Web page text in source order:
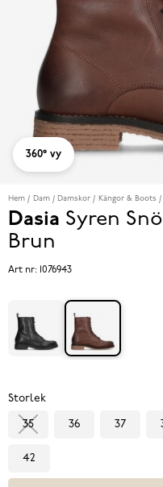
360° vy
Hem Dam Damskor Kängor & Boots
Dasia Syren
Brun
Art nr: 1076943
Storlek
35 36 37
42